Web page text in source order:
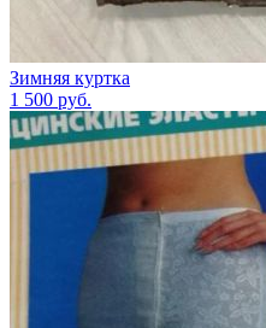
Зимняя куртка
1 500 руб.